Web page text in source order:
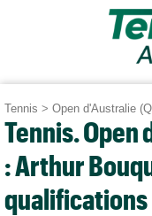
Tennis > Open d'Australie
Tennis. Open
: Arthur
qualifications